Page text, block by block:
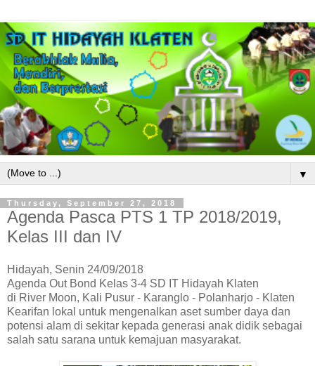
▼
Thursday, September 27, 2018
Agenda Pasca PTS 1 TP 2018/2019,
Kelas III dan IV
Hidayah, Senin 24/09/2018
Agenda Out Bond Kelas 3-4 SD IT Hidayah Klaten
di River Moon, Kali Pusur - Karanglo - Polanharjo - Klaten
Kearifan lokal untuk mengenalkan aset sumber daya dan
potensi alam di sekitar kepada generasi anak didik sebagai
salah satu sarana untuk kemajuan masyarakat.